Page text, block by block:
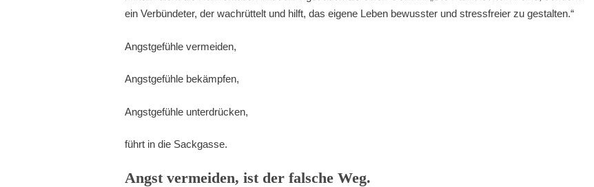
ein Verbündeter, der wachrüttelt und hilft, das eigene Leben bewusster und stressfreier zu gestalten.“
Angstgefühle vermeiden,
Angstgefühle bekämpfen,
Angstgefühle unterdrücken,
führt in die Sackgasse.
Angst vermeiden, ist der falsche Weg.